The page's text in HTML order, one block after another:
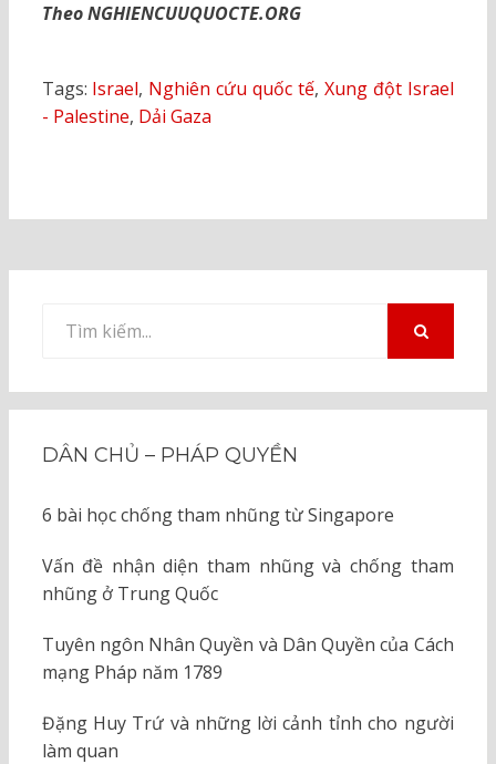
Theo NGHIENCUUQUOCTE.ORG
Tags: Israel, Nghiên cứu quốc tế, Xung đột Israel
- Palestine, Dải Gaza
kiếm
DÂN CHỦ – PHÁP QUYỀN
6 bài học chống tham nhũng từ Singapore
Vấn đề nhận diện tham nhũng và chống tham
nhũng ở Trung Quốc
Tuyên ngôn Nhân Quyền và Dân Quyền của Cách
mạng Pháp năm 1789
Đặng Huy Trứ và những lời cảnh tỉnh cho người
làm quan